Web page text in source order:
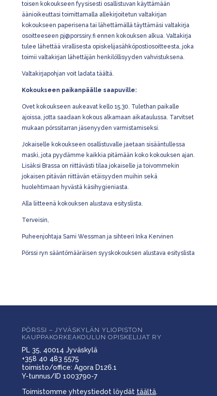
toisen kokoukseen fyysisesti osallistuvan käyttämään
äänioikeuttasi toimittamalla allekirjoitetun valtakirjan
kokoukseen paperisena tai lähettämällä täyttämäsi valtakirja
osoitteeseen pj@porssiry.fiennen kokouksen alkua. Valtakirja
tulee lähettää virallisesta opiskelijasähköpostiosoitteesta, joka
toimii valtakirjan lähettäjän henkilöllisyyden vahvistuksena.
Valtakirjapohjan voit ladata täältä.
Kokoukseen paikanpäälle saapuville:
Ovet kokoukseen aukeavat kello 15.30. Tulethan paikalle
ajoissa, jotta saadaan kokous alkamaan aikataulussa. Tarvitset
mukaan pörssitarran jäsenyyden varmistamiseksi.
Jokaiselle kokoukseen osallistuvalle jaetaan sisääntullessa
maski, jota pyydämme kaikkia pitämään koko kokouksen ajan.
Lisäksi Brassa on riittävästi tilaa jokaiselle ja toivommekin
jokaisen pitävän riittävän etäisyyden muihin sekä
huolehtimaan hyvästä käsihygieniasta.
Alla liitteenä kokouksen alustava esityslista.
Terveisin,
Puheenjohtaja Sami Wessman ja sihteeri Inka Kervinen
Pörssi ryn sääntömääräisen syyskokouksen alustava esityslista
PÖRSSI – JYVÄSKYLÄN YLIOPISTON
KAUPPAKORKEAKOULUN OPISKELIJAT RY
PL 35, 40014 Jyväskylä
+358 40 483 5575
toimisto/office: Agora D126.1
Y-tunnus/ID 1003790-7
Toimistomme yhteystiedot löydät täältä.